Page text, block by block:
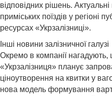
відповідних рішень.
приміських поїздів у регіоні
ресурсах «Укрзалізниці».
Інші новини залізничної галузі
Окремо в компанії
«Укрзалізниця» планує
ціноутворення на квитки у
нова модель формування